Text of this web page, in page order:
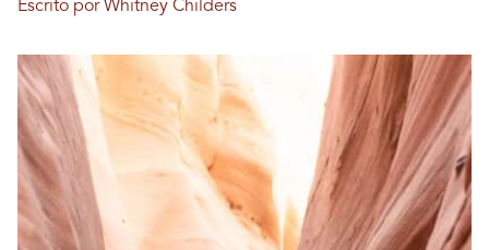
Escrito por Whitney Childers